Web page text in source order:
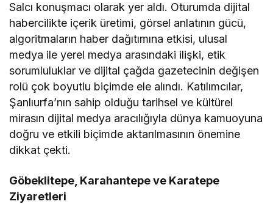
Salcı konuşmacı olarak yer aldı. Oturumda dijital
habercilikte içerik üretimi, görsel anlatının gücü,
algoritmaların haber dağıtımına etkisi, ulusal
medya ile yerel medya arasındaki ilişki, etik
sorumluluklar ve dijital çağda gazetecinin değişen
rolü çok boyutlu biçimde ele alındı. Katılımcılar,
Şanlıurfa’nın sahip olduğu tarihsel ve kültürel
mirasın dijital medya aracılığıyla dünya kamuoyuna
doğru ve etkili biçimde aktarılmasının önemine
dikkat çekti.
Göbeklitepe, Karahantepe ve Karatepe
Ziyaretleri